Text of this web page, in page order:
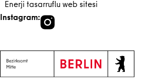
Enerji tasarruflu web sitesi
Instagram: